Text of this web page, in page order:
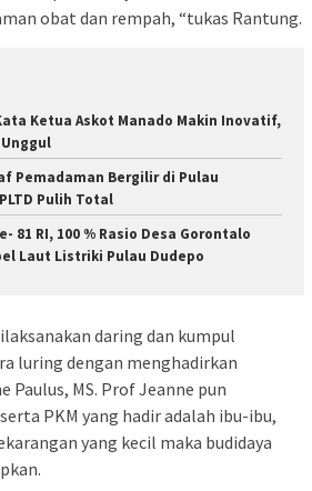
obat dan rempah, “tukas Rantung.
Ketua Askot Manado Makin Inovatif,
Pemadaman Bergilir di Pulau
Pulih Total
81 RI, 100 % Rasio Desa Gorontalo
Laut Listriki Pulau Dudepo
daring dan kumpul
luring dengan menghadirkan
Paulus, MS. Prof Jeanne pun
PKM yang hadir adalah ibu-ibu,
yang kecil maka budidaya